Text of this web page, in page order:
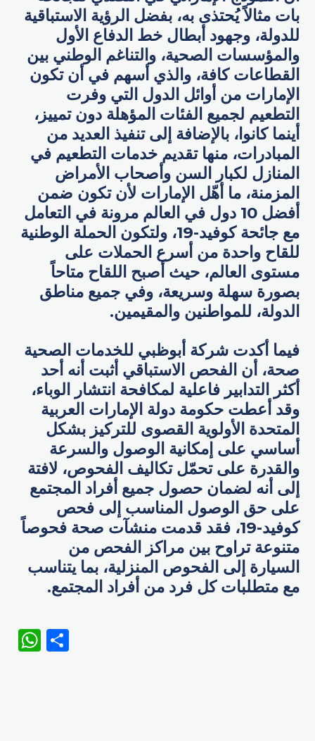
بات مثالاً يُحتذى به، بفضل الرؤية الاستباقية
للدولة، وجهود أبطال خط الدفاع الأول
والمؤسسات الصحية، والتناغم الوطني بين
القطاعات كافة، والذي أسهم في أن تكون
الإمارات من أوائل الدول التي وفرت
التطعيم لجميع الفئات المؤهلة دون تمييز،
أينما كانوا، بالإضافة إلى تنفيذ العديد من
المبادرات، منها تقديم خدمات التطعيم في
المنازل لكبار السن وأصحاب الأمراض
المزمنة، ما أهّل الإمارات لأن تكون ضمن
أفضل 10 دول في العالم مرونة في التعامل
مع جائحة كوفيد-19، ولتكون الحملة الوطنية
للقاح واحدة من أسرع الحملات على
مستوى العالم، حيث أصبح اللقاح متاحاً
بصورة سهلة وسريعة، وفي جميع مناطق
الدولة، للمواطنين والمقيمين.
فيما أكدت شركة أبوظبي للخدمات الصحية
صحة، أن الفحص الاستباقي أثبت أنه أحد
أكثر التدابير فاعلية لمكافحة انتشار الوباء،
وقد أعطت حكومة دولة الإمارات العربية
المتحدة الأولوية القصوى للتركيز بشكل
أساسي على إمكانية الوصول والسرعة
والقدرة على تحمّل تكاليف الفحوص، لافتة
إلى أنه لضمان حصول جميع أفراد المجتمع
على حق الوصول المناسب إلى فحص
كوفيد-19، فقد قدمت منشآت صحة فحوصاً
متنوعة تراوح بين مراكز الفحص من
السيارة إلى الفحوص المنزلية، بما يتناسب
مع متطلبات كل فرد من أفراد المجتمع.
WhatsApp